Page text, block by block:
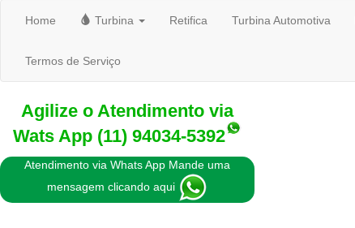
Home Turbina Retifica Turbina Automotiva
Termos de Serviço
Agilize o Atendimento via
Wats App (11) 94034-5392
Atendimento via Whats App Mande uma
mensagem clicando aqui